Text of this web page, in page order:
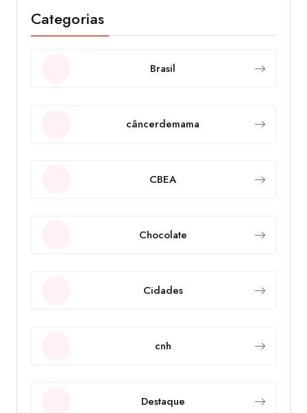
Categorias
Brasil
câncerdemama
CBEA
Chocolate
Cidades
cnh
Destaque